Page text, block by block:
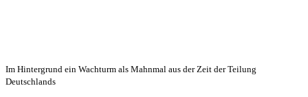
Im Hintergrund ein Wachturm als Mahnmal aus der Zeit der Teilung
Deutschlands